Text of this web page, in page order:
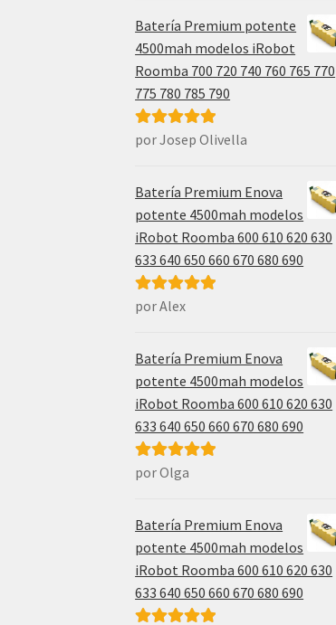
Batería Premium potente
4500mah modelos iRobot
Roomba 700 720 740 760 765 770
775 780 785 790
Valorado con
por Josep Olivella
Batería Premium Enova
potente 4500mah modelos
iRobot Roomba 600 610 620 630
633 640 650 660 670 680 690
Valorado con
por Alex
Batería Premium Enova
potente 4500mah modelos
iRobot Roomba 600 610 620 630
633 640 650 660 670 680 690
Valorado con
por Olga
Batería Premium Enova
potente 4500mah modelos
iRobot Roomba 600 610 620 630
633 640 650 660 670 680 690